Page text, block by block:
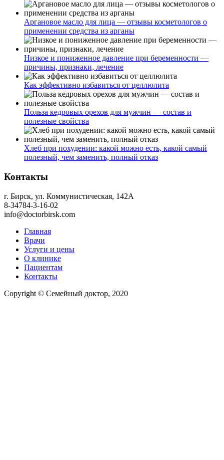
Аргановое масло для лица — отзывы косметологов о
применении средства из арганы
Низкое и пониженное давление при беременности —
причины, признаки, лечение
Как эффективно избавиться от целлюлита
Польза кедровых орехов для мужчин — состав и
полезные свойства
Хлеб при похудении: какой можно есть, какой самый
полезный, чем заменить, полный отказ
Контакты
г. Бирск, ул. Коммунистическая, 142А
8-34784-3-16-02
info@doctorbirsk.com
Главная
Врачи
Услуги и цены
О клинике
Пациентам
Контакты
Copyright © Семейный доктор, 2020